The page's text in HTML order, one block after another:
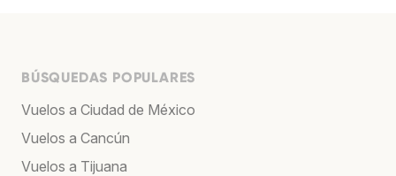
BÚSQUEDAS POPULARES
Vuelos a Ciudad de México
Vuelos a Cancún
Vuelos a Tijuana